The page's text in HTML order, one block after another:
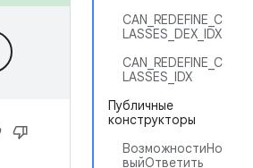
CAN_REDEFINE_C
LASSES_DEX_IDX
CAN_REDEFINE_C
LASSES_IDX
Публичные
конструкторы
ВозможностиНо
выйОтветить